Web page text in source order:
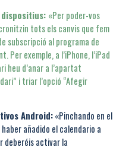
«Per poder-vos
tots els canvis que fem
subscripció al programa de
exemple, a l’iPhone, l’iPad
heu d’anar a l’apartat
i triar l’opció “Afegir
Android:«Pinchando en el
añadido el calendario a
deberéis activar la